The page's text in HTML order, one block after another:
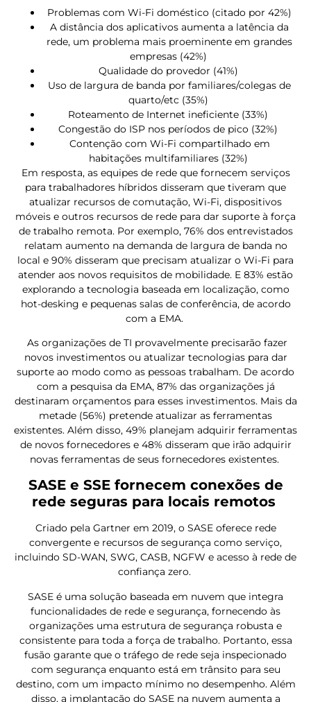
Problemas com Wi-Fi doméstico (citado por 42%)
A distância dos aplicativos aumenta a latência da
rede, um problema mais proeminente em grandes
empresas (42%)
Qualidade do provedor (41%)
Uso de largura de banda por familiares/colegas de
quarto/etc (35%)
Roteamento de Internet ineficiente (33%)
Congestão do ISP nos períodos de pico (32%)
Contenção com Wi-Fi compartilhado em
habitações multifamiliares (32%)
Em resposta, as equipes de rede que fornecem serviços
para trabalhadores híbridos disseram que tiveram que
atualizar recursos de comutação, Wi-Fi, dispositivos
móveis e outros recursos de rede para dar suporte à força
de trabalho remota. Por exemplo, 76% dos entrevistados
relatam aumento na demanda de largura de banda no
local e 90% disseram que precisam atualizar o Wi-Fi para
atender aos novos requisitos de mobilidade. E 83% estão
explorando a tecnologia baseada em localização, como
hot-desking e pequenas salas de conferência, de acordo
com a EMA.
As organizações de TI provavelmente precisarão fazer
novos investimentos ou atualizar tecnologias para dar
suporte ao modo como as pessoas trabalham. De acordo
com a pesquisa da EMA, 87% das organizações já
destinaram orçamentos para esses investimentos. Mais da
metade (56%) pretende atualizar as ferramentas
existentes. Além disso, 49% planejam adquirir ferramentas
de novos fornecedores e 48% disseram que irão adquirir
novas ferramentas de seus fornecedores existentes.
SASE e SSE fornecem conexões de
rede seguras para locais remotos
Criado pela Gartner em 2019, o SASE oferece rede
convergente e recursos de segurança como serviço,
incluindo SD-WAN, SWG, CASB, NGFW e acesso à rede de
confiança zero.
SASE é uma solução baseada em nuvem que integra
funcionalidades de rede e segurança, fornecendo às
organizações uma estrutura de segurança robusta e
consistente para toda a força de trabalho. Portanto, essa
fusão garante que o tráfego de rede seja inspecionado
com segurança enquanto está em trânsito para seu
destino, com um impacto mínimo no desempenho. Além
disso, a implantação do SASE na nuvem aumenta a